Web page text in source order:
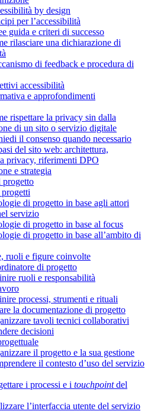
by design
per l’accessibilità
guida e criteri di successo
rilasciare una dichiarazione di
di feedback e procedura di
accessibilità
e approfondimenti
rispettare la privacy sin dalla
di un sito o servizio digitale
il consenso quando necessario
del sito web: architettura,
privacy, riferimenti DPO
e strategia
di progetto in base agli attori
servizio
di progetto in base al focus
di progetto in base all’ambito di
ruoli e figure coinvolte
di progetto
ruoli e responsabilità
processi, strumenti e rituali
la documentazione di progetto
tavoli tecnici collaborativi
decisioni
il progetto e la sua gestione
il contesto d’uso del servizio
i processi e i touchpointdel
l’interfaccia utente del servizio